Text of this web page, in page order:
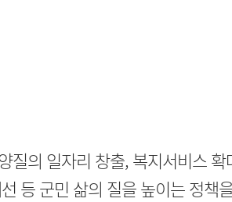
질의 일자리 창출, 복지서비스
등 군민 삶의 질을 높이는 정책